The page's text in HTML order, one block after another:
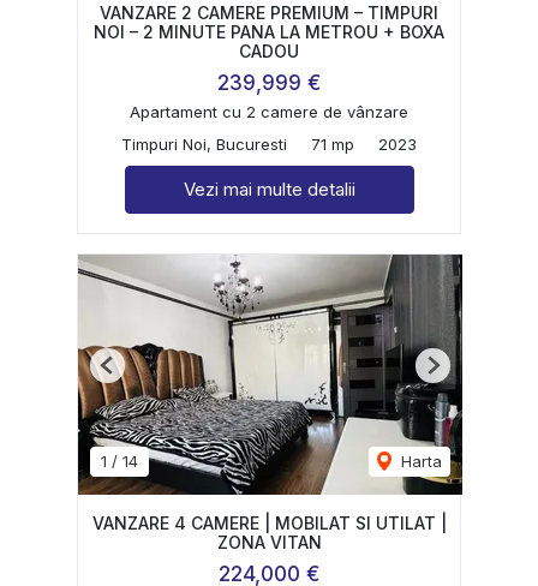
VANZARE 2 CAMERE PREMIUM – TIMPURI
NOI – 2 MINUTE PANA LA METROU + BOXA
CADOU
239,999 €
Apartament cu 2 camere de vânzare
Timpuri Noi, Bucuresti
71 mp 2023
Vezi mai multe detalii
1 / 14 Harta
Previous Next
VANZARE 4 CAMERE | MOBILAT SI UTILAT |
ZONA VITAN
224,000 €